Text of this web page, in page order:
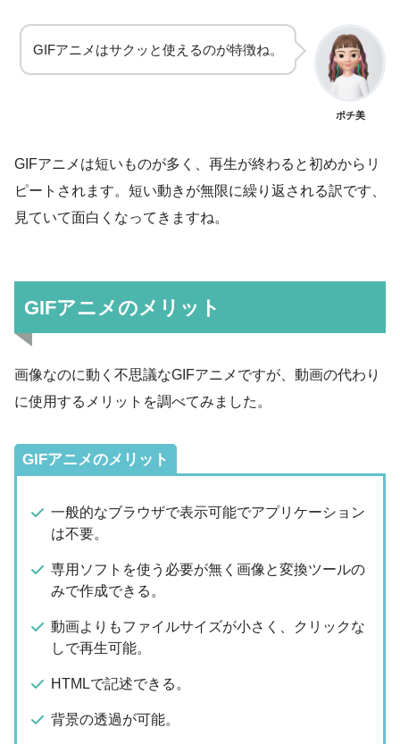
GIFアニメはサクッと使えるのが特徴ね。
ポチ美
GIFアニメは短いものが多く、再生が終わると初めからリ
ピートされます。短い動きが無限に繰り返される訳です、
見ていて面白くなってきますね。
GIFアニメのメリット
画像なのに動く不思議なGIFアニメですが、動画の代わり
に使用するメリットを調べてみました。
GIFアニメのメリット
一般的なブラウザで表示可能でアプリケーション
は不要。
専用ソフトを使う必要が無く画像と変換ツールの
みで作成できる。
動画よりもファイルサイズが小さく、クリックな
しで再生可能。
HTMLで記述できる。
背景の透過が可能。